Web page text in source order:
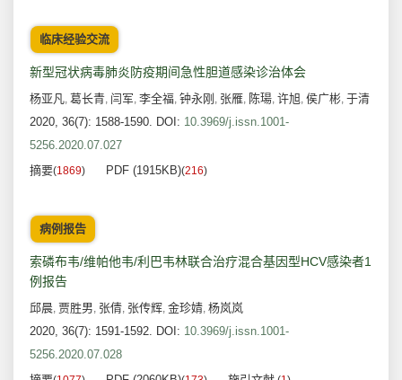
临床经验交流
新型冠状病毒肺炎防疫期间急性胆道感染诊治体会
杨亚凡, 葛长青, 闫军, 李全福, 钟永刚 , 张雁, 陈瑒, 许旭, 侯广彬, 于清
2020, 36(7): 1588-1590. DOI: 10.3969/j.issn.1001-
5256.2020.07.027
摘要(1869) PDF (1915KB)(216)
病例报告
索磷布韦/维帕他韦/利巴韦林联合治疗混合基因型HCV感染者1
例报告
邱晨, 贾胜男, 张倩, 张传辉, 金珍婧, 杨岚岚
2020, 36(7): 1591-1592. DOI: 10.3969/j.issn.1001-
5256.2020.07.028